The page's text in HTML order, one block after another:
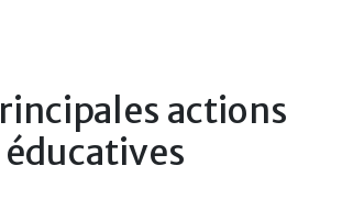
actions
éducatives